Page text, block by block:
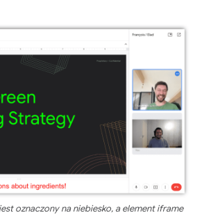
oznaczony na niebiesko, a element iframe